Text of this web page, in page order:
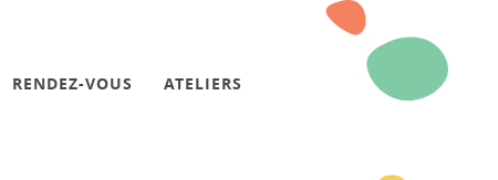
RENDEZ-VOUS ATELIERS